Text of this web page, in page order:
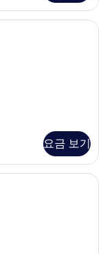
내 금고, 책상, 노트북
요금 보기
내 금고, 책상, 노트북